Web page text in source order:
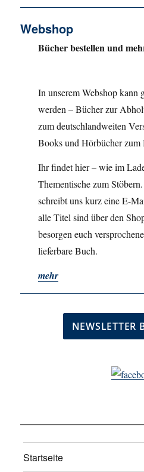
Webshop
Bücher bestellen und
In unserem Webshop kann
werden – Bücher zur
zum deutschlandweiten
Books und Hörbücher zum
Ihr findet hier – wie im
Thementische zum
schreibt uns kurz eine E-
alle Titel sind über den
besorgen euch
lieferbare Buch.
mehr
Startseite